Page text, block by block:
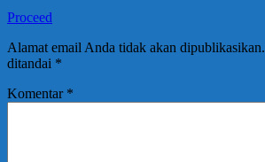
Proceed
Alamat email Anda tidak akan dipublikasikan.
ditandai *
Komentar *